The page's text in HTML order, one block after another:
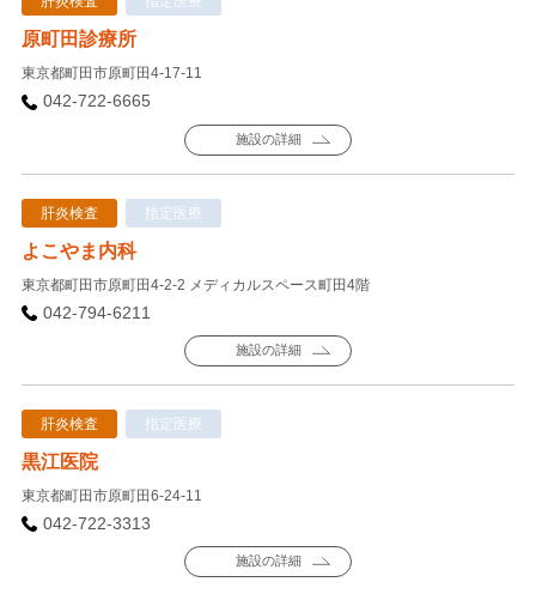
原町田診療所
東京都町田市原町田4-17-11
042-722-6665
施設の詳細
肝炎検査 指定医療
よこやま内科
東京都町田市原町田4-2-2 メディカルスペース町田4階
042-794-6211
施設の詳細
肝炎検査 指定医療
黒江医院
東京都町田市原町田6-24-11
042-722-3313
施設の詳細